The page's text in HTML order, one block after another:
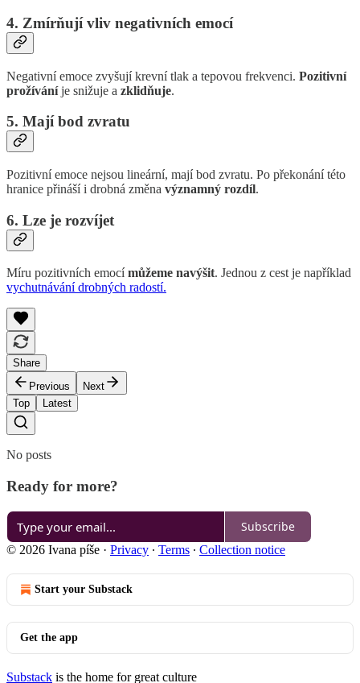
4. Zmírňují vliv negativních emocí
Negativní emoce zvyšují krevní tlak a tepovou frekvenci. Pozitivní
prožíváníje snižuje a zklidňuje.
5. Mají bod zvratu
Pozitivní emoce nejsou lineární, mají bod zvratu. Po překonání této
hranice přináší i drobná změna významný rozdíl.
6. Lze je rozvíjet
Míru pozitivních emocímůžeme navýšit. Jednou z cest je například
vychutnávání drobných radostí.
Share
Previous
Next
Top
Latest
No posts
Ready for more?
Subscribe
© 2026 Ivana píše · Privacy ∙ Terms ∙ Collection notice
Start your Substack
Get the app
Substack is the home for great culture